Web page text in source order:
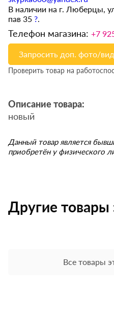
В наличии на г. Люберцы,
пав 35?.
Телефон магазина:+7
Запросить доп. фото/
Проверить товар на
Описание товара:
новый
Данный товар является
приобретён у физического
Другие товары
Все товары